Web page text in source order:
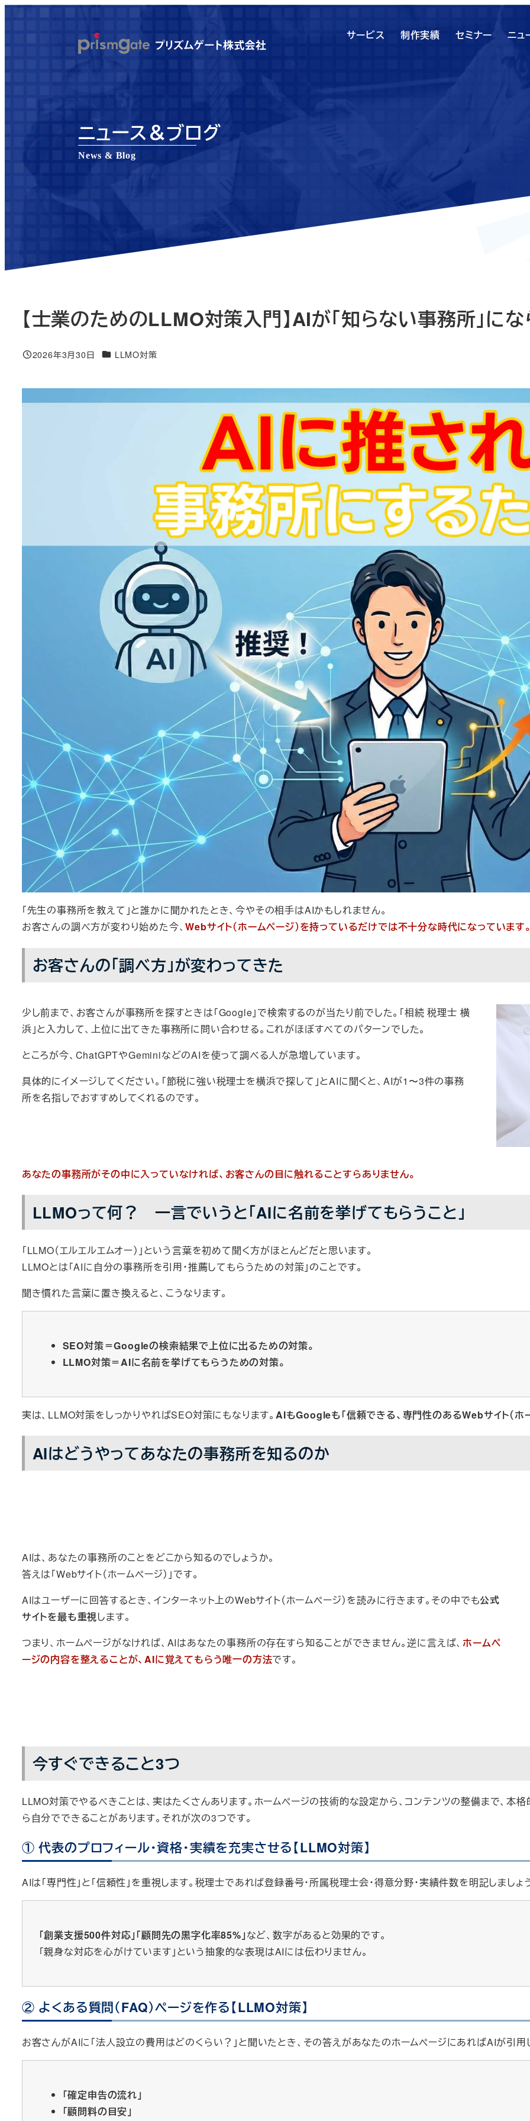
サービス 制作実績 セミナー ニュ
ニュース＆ブログ
News & Blog
【士業のためのLLMO対策入門】AIが「知らない事務所」に
投稿日
2026年3月30日 ニュース＆ブログカテゴリー
LLMO対策
「先生の事務所を教えて」と誰かに聞かれたとき、今やその相手はAIかもしれません。
お客さんの調べ方が変わり始めた今、Webサイト（ホームページ）を持っているだけでは不十分な時代になっています
お客さんの「調べ方」が変わってきた
少し前まで、お客さんが事務所を探すときは「Google」で検索するのが当たり前でした。「相続 税理士 横
浜」と入力して、上位に出てきた事務所に問い合わせる。これがほぼすべてのパターンでした。
ところが今、ChatGPTやGeminiなどのAIを使って調べる人が急増しています。
具体的にイメージしてください。「節税に強い税理士を横浜で探して」とAIに聞くと、AIが1〜3件の事務
所を名指しでおすすめしてくれるのです。
あなたの事務所がその中に入っていなければ、お客さんの目に触れることすらありません。
LLMOって何？ 一言でいうと「AIに名前を挙げてもらうこと」
「LLMO（エルエルエムオー）」という言葉を初めて聞く方がほとんどだと思います。
LLMOとは「AIに自分の事務所を引用・推薦してもらうための対策」のことです。
聞き慣れた言葉に置き換えると、こうなります。
SEO対策＝Googleの検索結果で上位に出るための対策。
LLMO対策＝AIに名前を挙げてもらうための対策。
実は、LLMO対策をしっかりやればSEO対策にもなります。 AIもGoogleも「信頼できる、専門性のあるWebサイト（ホ
AIはどうやってあなたの事務所を知るのか
AIは、あなたの事務所のことをどこから知るのでしょうか。
答えは「Webサイト（ホームページ）」です。
AIはユーザーに回答するとき、インターネット上のWebサイト（ホームページ）を読みに行きます。その中でも公式
サイトを最も重視します。
つまり、ホームページがなければ、AIはあなたの事務所の存在すら知ることができません。逆に言えば、ホームペ
ージの内容を整えることが、AIに覚えてもらう唯一の方法です。
今すぐできること3つ
LLMO対策でやるべきことは、実はたくさんあります。ホームページの技術的な設定から、コンテンツの整備まで、本
ら自分でできることがあります。それが次の3つです。
① 代表のプロフィール・資格・実績を充実させる【LLMO対策】
AIは「専門性」と「信頼性」を重視します。税理士であれば登録番号・所属税理士会・得意分野・実績件数を明記しましょ
「創業支援500件対応」「顧問先の黒字化率85%」など、数字があると効果的です。
「親身な対応を心がけています」という抽象的な表現はAIには伝わりません。
② よくある質問（FAQ）ページを作る【LLMO対策】
お客さんがAIに「法人設立の費用はどのくらい？」と聞いたとき、その答えがあなたのホームページにあればAIが引用
「確定申告の流れ」
「顧問料の目安」